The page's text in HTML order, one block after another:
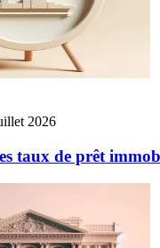
2026
taux de prêt